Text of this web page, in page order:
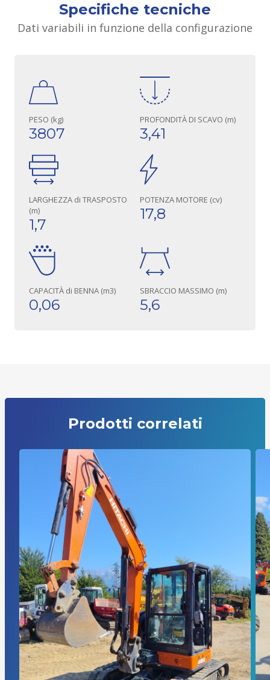
Specifiche tecniche
Dati variabili in funzione della configurazione
PESO (kg)
3807
PROFONDITÀ DI SCAVO (m)
3,41
LARGHEZZA di TRASPOSTO
(m)
1,7
POTENZA MOTORE (cv)
17,8
CAPACITÀ di BENNA (m3)
0,06
SBRACCIO MASSIMO (m)
5,6
Prodotti correlati